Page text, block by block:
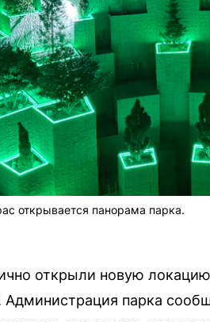
открывается панорама парка.
открыли новую
Администрация парка